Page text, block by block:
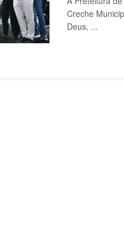
Creche
Deus, ...